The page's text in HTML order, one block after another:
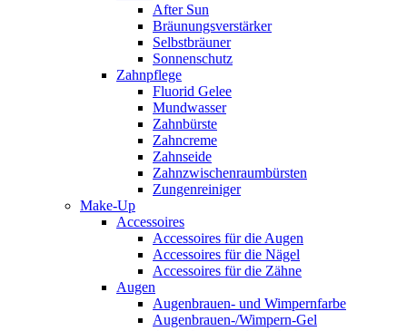
After Sun
Bräunungsverstärker
Selbstbräuner
Sonnenschutz
Zahnpflege
Fluorid Gelee
Mundwasser
Zahnbürste
Zahncreme
Zahnseide
Zahnzwischenraumbürsten
Zungenreiniger
Make-Up
Accessoires
Accessoires für die Augen
Accessoires für die Nägel
Accessoires für die Zähne
Augen
Augenbrauen- und Wimpernfarbe
Augenbrauen-/Wimpern-Gel